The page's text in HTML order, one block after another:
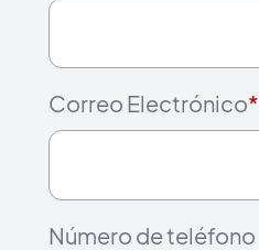
Correo Electrónico*
Número de teléfono